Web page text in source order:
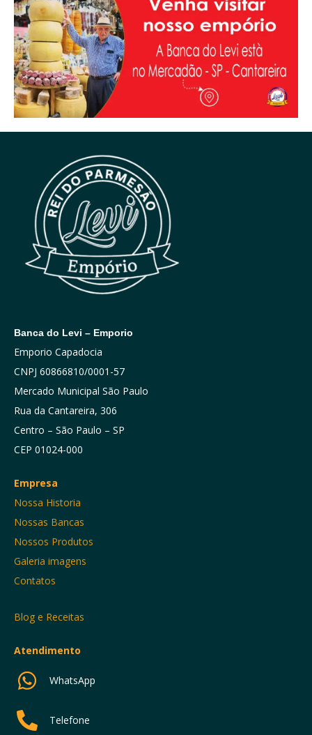
Banca do Levi – Emporio
Emporio Capadocia
CNPJ 60866810/0001-57
Mercado Municipal São Paulo
Rua da Cantareira, 306
Centro – São Paulo – SP
CEP 01024-000
Empresa
Nossa Historia
Nossas Bancas
Nossos Produtos
Galeria imagens
Contatos
Blog e Receitas
Atendimento
WhatsApp
Telefone